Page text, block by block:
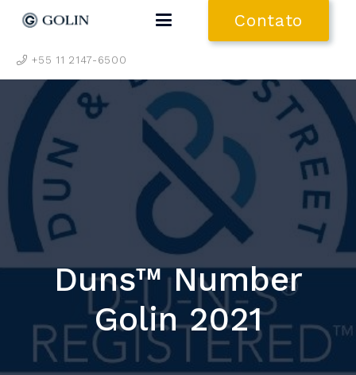
Contato
+55 11 2147-6500
Duns™ Number
Golin 2021